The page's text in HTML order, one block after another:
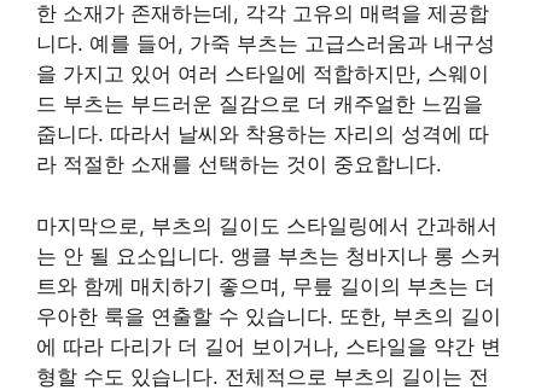
한 소재가 존재하는데, 각각 고유의 매력을 제공합
니다. 예를 들어, 가죽 부츠는 고급스러움과 내구성
을 가지고 있어 여러 스타일에 적합하지만, 스웨이
드 부츠는 부드러운 질감으로 더 캐주얼한 느낌을
줍니다. 따라서 날씨와 착용하는 자리의 성격에 따
라 적절한 소재를 선택하는 것이 중요합니다.
마지막으로, 부츠의 길이도 스타일링에서 간과해서
는 안 될 요소입니다. 앵클 부츠는 청바지나 롱 스커
트와 함께 매치하기 좋으며, 무릎 길이의 부츠는 더
우아한 룩을 연출할 수 있습니다. 또한, 부츠의 길이
에 따라 다리가 더 길어 보이거나, 스타일을 약간 변
형할 수도 있습니다. 전체적으로 부츠의 길이는 전